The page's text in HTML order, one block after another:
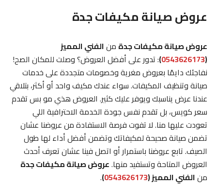
عروض صيانة مكيفات جدة
عروض صيانة مكيفات جدةمنالفني المميز
0543626173
): تدور على أفضل العروض؟ وصلت للمكان الصح!
نفاجئك دايمًا بعروض مغرية وخصومات متجددة على خدمات
صيانة وتنظيف المكيفات. سواء عندك مكيف واحد أو أكثر، بتلاقي
عندنا عرض يناسبك ويوفر عليك كثير. العروض هذي مو بس تقدم
سعر كويس، بل تقدم نفس جودة الخدمة الاحترافية اللي
تعودت عليها منا. لا تفوت فرصة الاستفادة من عروضنا عشان
تضمن صيانة صحيحة لمكيفاتك وتضمن أفضل أداء لها طول
الصيف. تابع عروضنا باستمرار أو اتصل فينا عشان تعرف أحدث
العروض المتاحة وتستفيد منها.عروض صيانة مكيفات جدة
منالفني المميز (0543626173
)
.